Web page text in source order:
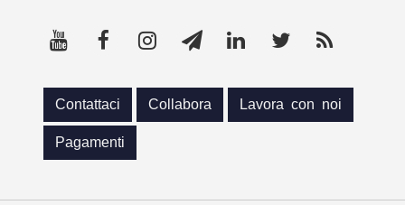
Contattaci Collabora Lavora con noi
Pagamenti